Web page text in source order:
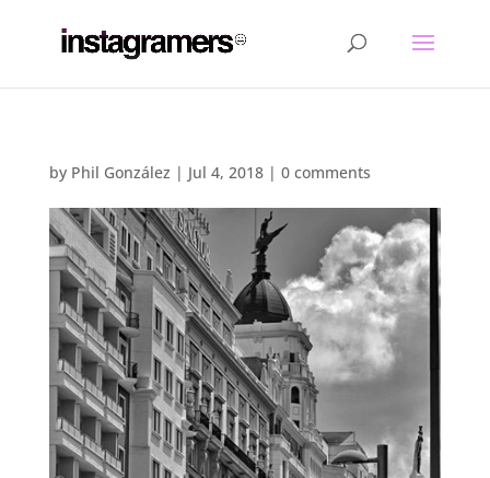
by Phil González | Jul 4, 2018| 0 comments